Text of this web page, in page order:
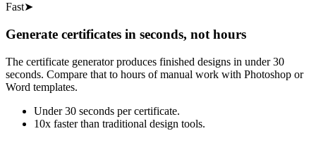
Fast➤
Generate certificates in seconds, not hours
The certificate generator produces finished designs in under 30
seconds. Compare that to hours of manual work with Photoshop or
Word templates.
Under 30 seconds per certificate.
10x faster than traditional design tools.